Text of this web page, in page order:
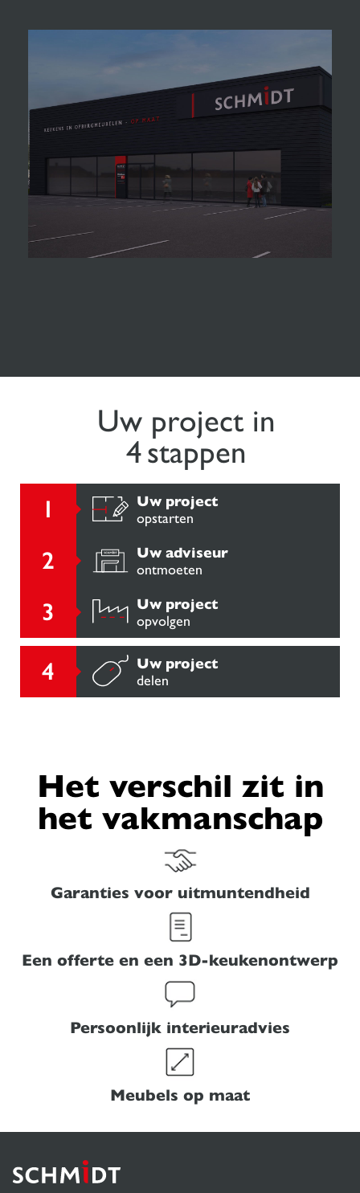
Uw project in
4 stappen
Uw project
opstarten
Uw adviseur
ontmoeten
Uw project
opvolgen
Uw project
delen
Het verschil zit in
het vakmanschap
Garanties voor uitmuntendheid
Een offerte en een 3D-keukenontwerp
Persoonlijk interieuradvies
Meubels op maat